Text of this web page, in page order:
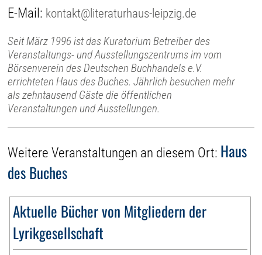
E-Mail: kontakt@literaturhaus-leipzig.de
Seit März 1996 ist das Kuratorium Betreiber des
Veranstaltungs- und Ausstellungszentrums im vom
Börsenverein des Deutschen Buchhandels e.V.
errichteten Haus des Buches. Jährlich besuchen mehr
als zehntausend Gäste die öffentlichen
Veranstaltungen und Ausstellungen.
Weitere Veranstaltungen an diesem Ort: Haus
des Buches
Aktuelle Bücher von Mitgliedern der
Lyrikgesellschaft